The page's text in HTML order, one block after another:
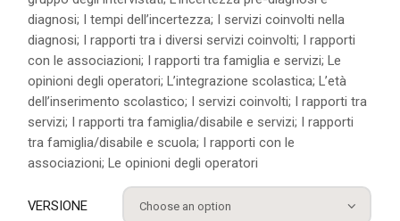
diagnosi; I tempi dell’incertezza; I servizi coinvolti nella
diagnosi; I rapporti tra i diversi servizi coinvolti; I rapporti
con le associazioni; I rapporti tra famiglia e servizi; Le
opinioni degli operatori; L’integrazione scolastica; L’età
dell’inserimento scolastico; I servizi coinvolti; I rapporti tra
servizi; I rapporti tra famiglia/disabile e servizi; I rapporti
tra famiglia/disabile e scuola; I rapporti con le
associazioni; Le opinioni degli operatori
VERSIONE